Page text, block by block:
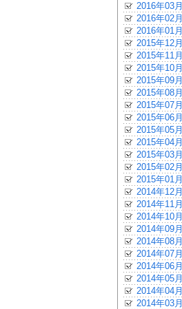
2016年03月
2016年02月
2016年01月
2015年12月
2015年11月
2015年10月
2015年09月
2015年08月
2015年07月
2015年06月
2015年05月
2015年04月
2015年03月
2015年02月
2015年01月
2014年12月
2014年11月
2014年10月
2014年09月
2014年08月
2014年07月
2014年06月
2014年05月
2014年04月
2014年03月